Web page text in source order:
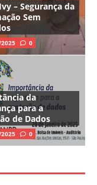
– Segurança da
Sem
0
da
para a
de Dados
0